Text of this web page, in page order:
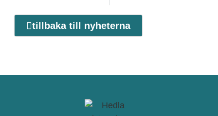
tillbaka till nyheterna